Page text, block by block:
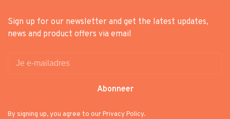
Sign up for our newsletter and get the latest updates,
news and product offers via email
Abonneer
By signing up, you agree to our Privacy Policy.